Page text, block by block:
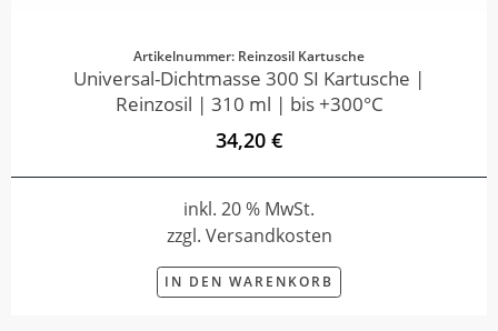
Artikelnummer: Reinzosil Kartusche
Universal-Dichtmasse 300 SI Kartusche |
Reinzosil | 310 ml | bis +300°C
34,20 €
inkl. 20 % MwSt.
zzgl. Versandkosten
IN DEN WARENKORB